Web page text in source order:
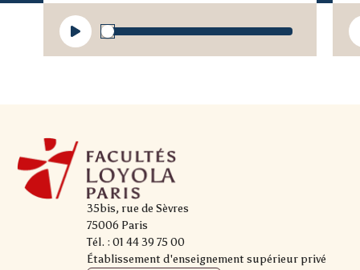
Lecteur
audio
35bis, rue de Sèvres
75006 Paris
Tél. : 01 44 39 75 00
Établissement d'enseignement supérieur privé